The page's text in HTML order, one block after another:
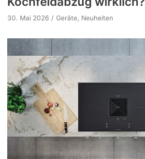
30. Mai 2026 Geräte, Neuheiten